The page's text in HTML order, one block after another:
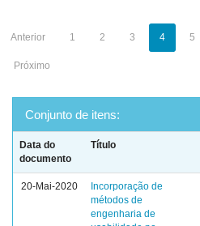
Anterior 1 2 3 4 5
Próximo
Conjunto de itens:
Data do
documento
Título
20-Mai-2020
Incorporação de
métodos de
engenharia de